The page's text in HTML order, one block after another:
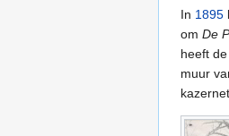
In 1895
om De
heeft
muur